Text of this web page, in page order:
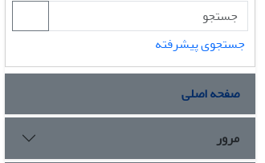
جستجوی پیشرفته
صفحه اصلی
مرور